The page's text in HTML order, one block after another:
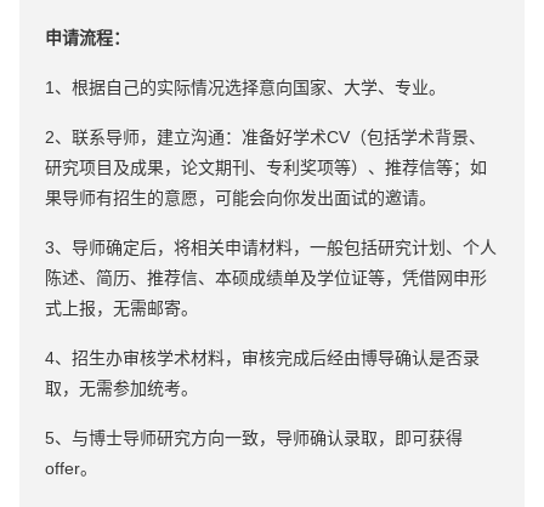
申请流程：
1、根据自己的实际情况选择意向国家、大学、专业。
2、联系导师，建立沟通：准备好学术CV（包括学术背景、
研究项目及成果，论文期刊、专利奖项等）、推荐信等；如
果导师有招生的意愿，可能会向你发出面试的邀请。
3、导师确定后，将相关申请材料，一般包括研究计划、个人
陈述、简历、推荐信、本硕成绩单及学位证等，凭借网申形
式上报，无需邮寄。
4、招生办审核学术材料，审核完成后经由博导确认是否录
取，无需参加统考。
5、与博士导师研究方向一致，导师确认录取，即可获得
offer。